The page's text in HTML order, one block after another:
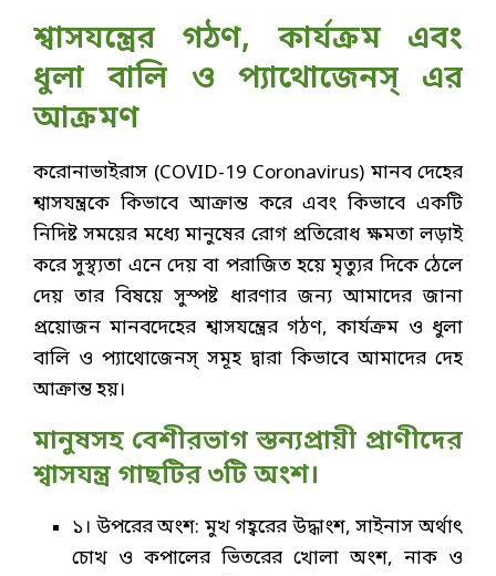
শ্বাসযন্ত্রের গঠণ, কার্যক্রম এবং
ধুলা বালি ও প্যাথোজেনস্ এর
আক্রমণ
করোনাভাইরাস (COVID-19 Coronavirus) মানব দেহের
শ্বাসযন্ত্রকে কিভাবে আক্রান্ত করে এবং কিভাবে একটি
নিদিষ্ট সময়ের মধ্যে মানুষের রোগ প্রতিরোধ ক্ষমতা লড়াই
করে সুস্থ্যতা এনে দেয় বা পরাজিত হয়ে মৃত্যুর দিকে ঠেলে
দেয় তার বিষয়ে সুস্পষ্ট ধারণার জন্য আমাদের জানা
প্রয়োজন মানবদেহের শ্বাসযন্ত্রের গঠণ, কার্যক্রম ও ধুলা
বালি ও প্যাথোজেনস্ সমূহ দ্বারা কিভাবে আমাদের দেহ
আক্রান্ত হয়।
মানুষসহ বেশীরভাগ স্তন্যপ্রায়ী প্রাণীদের
শ্বাসযন্ত্র গাছটির ৩টি অংশ।
১। উপরের অংশ: মুখ গহ্বরের উদ্ধাংশ, সাইনাস অর্থাৎ
চোখ ও কপালের ভিতরের খোলা অংশ, নাক ও